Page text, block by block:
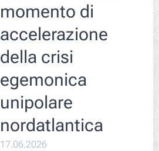
momento di
accelerazione
della crisi
egemonica
unipolare
nordatlantica
17.06.2026